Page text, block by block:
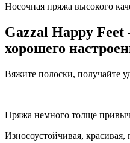
Носочная пряжа высокого
Gazzal Happy Feet
хорошего
Вяжите полоски, получайте
Пряжа немного толще
Износоустойчивая, красивая,